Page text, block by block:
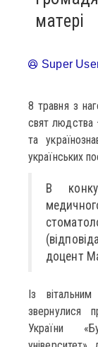
матері
Super
8 травня з
свят людства
та
українських
В
доцент
Із
звернулися
України